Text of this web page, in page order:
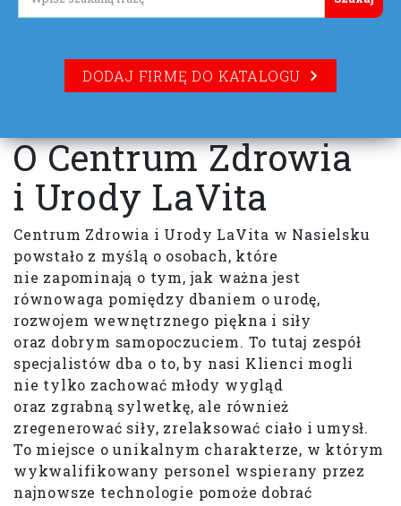
DODAJ FIRMĘ DO KATALOGU
O Centrum Zdrowia
i Urody LaVita
Centrum Zdrowia i Urody LaVita w Nasielsku
powstało z myślą o osobach, które
nie zapominają o tym, jak ważna jest
równowaga pomiędzy dbaniem o urodę,
rozwojem wewnętrznego piękna i siły
oraz dobrym samopoczuciem. To tutaj zespół
specjalistów dba o to, by nasi Klienci mogli
nie tylko zachować młody wygląd
oraz zgrabną sylwetkę, ale również
zregenerować siły, zrelaksować ciało i umysł.
To miejsce o unikalnym charakterze, w którym
wykwalifikowany personel wspierany przez
najnowsze technologie pomoże dobrać